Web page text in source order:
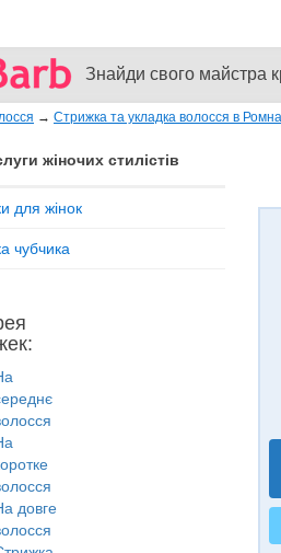
Знайди свого майстра
→ Стрижка та укладка волосся в
жіночих стилістів
для жінок
чубчика
довге